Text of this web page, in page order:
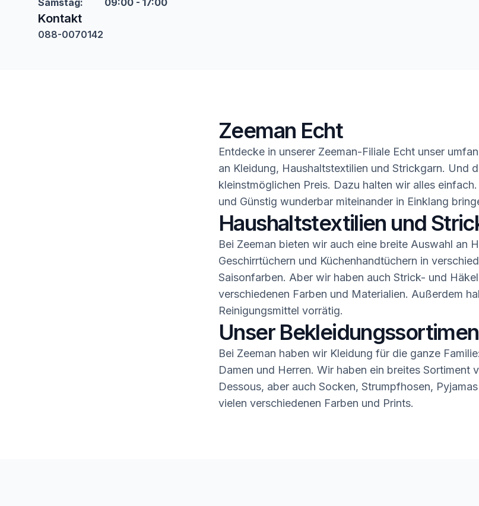
Samstag: 09:00 - 17:00
Kontakt
088-0070142
Zeeman Echt
Entdecke in unserer Zeeman-Filiale Echt unser
an Kleidung, Haushaltstextilien und Strickgarn. Und
kleinstmöglichen Preis. Dazu halten wir alles
und Günstig wunderbar miteinander in Einklang
Haushaltstextilien und
Bei Zeeman bieten wir auch eine breite Auswahl an
Geschirrtüchern und Küchenhandtüchern in
Saisonfarben. Aber wir haben auch Strick- und
verschiedenen Farben und Materialien. Außerdem
Reinigungsmittel vorrätig.
Unser
Bei Zeeman haben wir Kleidung für die ganze
Damen und Herren. Wir haben ein breites Sortiment
Dessous, aber auch Socken, Strumpfhosen,
vielen verschiedenen Farben und Prints.